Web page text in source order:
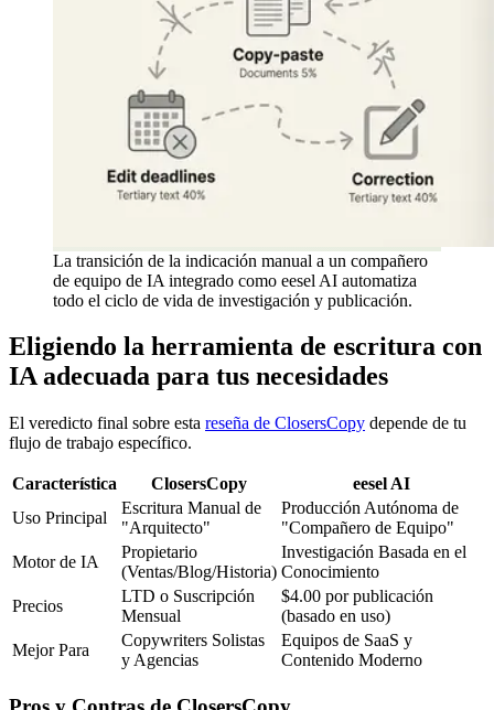
La transición de la indicación manual a un compañero
de equipo de IA integrado como eesel AI automatiza
todo el ciclo de vida de investigación y publicación.
Eligiendo la herramienta de escritura con
IA adecuada para tus necesidades
El veredicto final sobre esta reseña de ClosersCopy depende de tu
flujo de trabajo específico.
Característica ClosersCopy
eesel AI
Uso Principal
Escritura Manual de
"Arquitecto"
Producción Autónoma de
"Compañero de Equipo"
Motor de IA
Propietario
(Ventas/Blog/Historia)
Investigación Basada en el
Conocimiento
Precios
LTD o Suscripción
Mensual
$4.00 por publicación
(basado en uso)
Mejor Para
Copywriters Solistas
y Agencias
Equipos de SaaS y
Contenido Moderno